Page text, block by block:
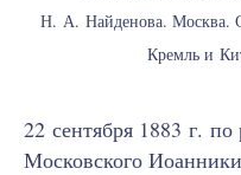
Н. А. Найденова. Москва.
Кремль и
22 сентября 1883 г.
Московского